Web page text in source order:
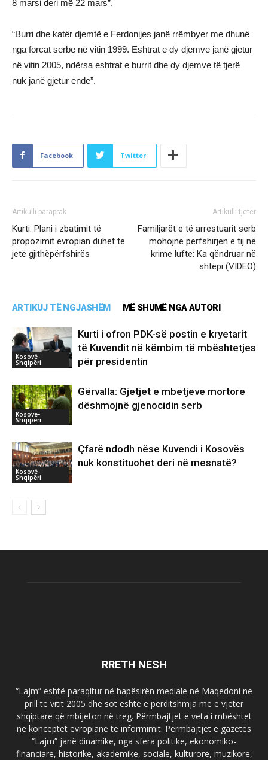
8 marsi deri më 22 mars”.
“Burri dhe katër djemtë e Ferdonijes janë rrëmbyer me dhunë
nga forcat serbe në vitin 1999. Eshtrat e dy djemve janë gjetur
në vitin 2005, ndërsa eshtrat e burrit dhe dy djemve të tjerë
nuk janë gjetur ende”.
Facebook Twitter
Artikulli paraprak
Kurti: Plani i zbatimit të
propozimit evropian duhet të
jetë gjithëpërfshirës
Artikulli tjetër
Familjarët e të arrestuarit serb
mohojnë përfshirjen e tij në
krime lufte: Ka qëndruar në
shtëpi (VIDEO)
ARTIKUJ TË NGJASHËM MË SHUMË NGA AUTORI
Kosovë-
Shqipëri
Kurti i ofron PDK-së postin e kryetarit
të Kuvendit në këmbim të mbështetjes
për presidentin
Kosovë-
Shqipëri
Gërvalla: Gjetjet e mbetjeve mortore
dëshmojnë gjenocidin serb
Kosovë-
Shqipëri
Çfarë ndodh nëse Kuvendi i Kosovës
nuk konstituohet deri në mesnatë?
RRETH NESH
“Lajm” është paraqitur në hapësirën mediale në Maqedoni në
prill të vitit 2005 dhe sot është e përditshmja më e vjetër
shqiptare që mbijeton në treg. Përmbajtjet e veta i mbështet
në konceptet evropiane të informimit. Përmbajtjet e gazetës
“Lajm” janë dinamike, nga sfera politike, ekonomiko-
financiare, historike, akademike, sociale, kulturore, muzikore,